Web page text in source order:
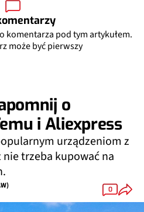
komentarza pod tym artykułem.
może być pierwszy
o
i Aliexpress
urządzeniom z
trzeba kupować na
0